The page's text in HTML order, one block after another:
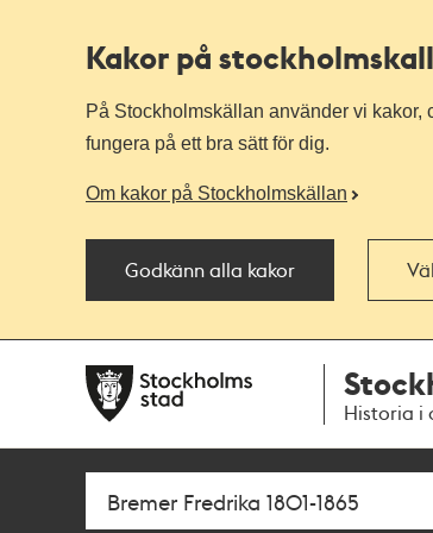
Kakor på
På Stockholmskällan använder vi kakor,
fungera på ett bra sätt för dig.
Om kakor på Stockholmskällan
Godkänn alla kakor
navigationen
huvudinnehållet
Historia i
Sök